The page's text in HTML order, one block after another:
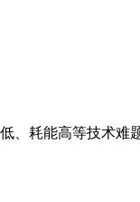
、耗能高等技术